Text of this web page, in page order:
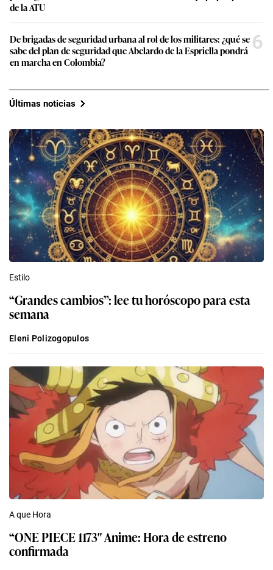
de la ATU
De brigadas de seguridad urbana al rol de los militares: ¿qué se
sabe del plan de seguridad que Abelardo de la Espriella pondrá
en marcha en Colombia?
6
Últimas noticias
Estilo
“Grandes cambios”: lee tu horóscopo para esta
semana
Eleni Polizogopulos
A que Hora
“ONE PIECE 1173″ Anime: Hora de estreno
confirmada